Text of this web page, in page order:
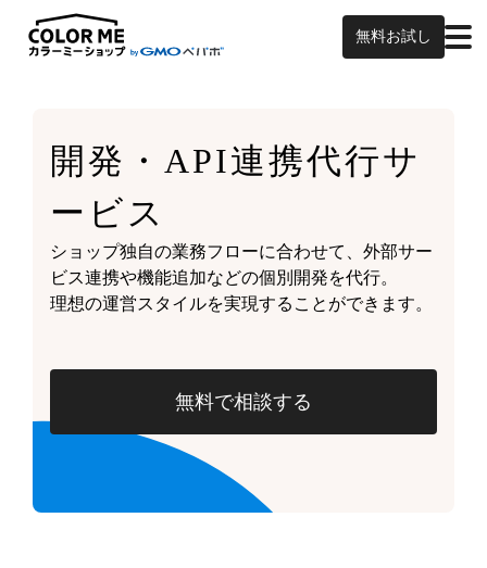
無料お試し
開発・API連携代行サ
ービス
ショップ独自の業務フローに合わせて、外部サー
ビス連携や機能追加などの個別開発を代行。
理想の運営スタイルを実現することができます。
無料で相談する